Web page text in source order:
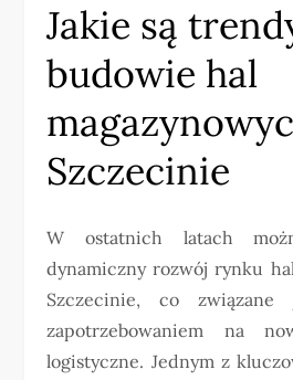
Jakie są
budowie hal
Szczecinie
W ostatnich latach
dynamiczny rozwój rynku
Szczecinie, co
zapotrzebowaniem na
logistyczne. Jednym z